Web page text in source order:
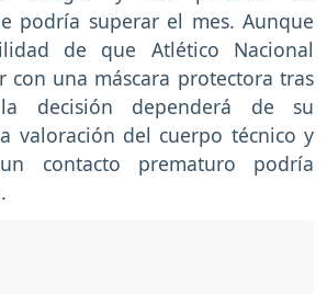
podría superar el mes. Aunque
de que Atlético Nacional
con una máscara protectora tras
decisión dependerá de su
valoración del cuerpo técnico y
contacto prematuro podría